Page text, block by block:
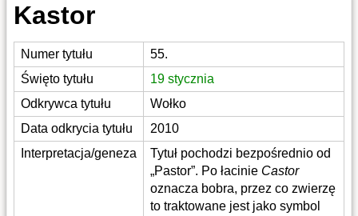
Kastor
Numer tytułu
55.
Święto tytułu
19 stycznia
Odkrywca tytułu
Wołko
Data odkrycia tytułu
2010
Interpretacja/geneza
Tytuł pochodzi bezpośrednio od
„Pastor”. Po łacinie Castor
oznacza bobra, przez co zwierzę
to traktowane jest jako symbol